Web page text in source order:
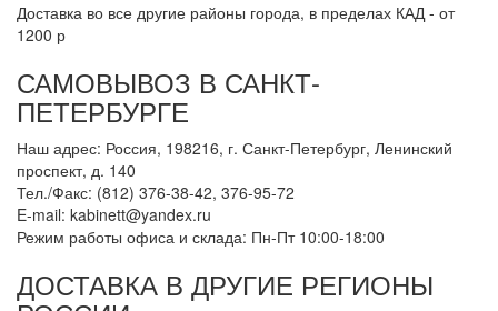
Доставка во все другие районы города, в пределах КАД - от
1200 р
САМОВЫВОЗ В САНКТ-
ПЕТЕРБУРГЕ
Наш адрес: Россия, 198216, г. Санкт-Петербург, Ленинский
проспект, д. 140
Тел./Факс: (812) 376-38-42, 376-95-72
E-mail: kabinett@yandex.ru
Режим работы офиса и склада: Пн-Пт 10:00-18:00
ДОСТАВКА В ДРУГИЕ РЕГИОНЫ